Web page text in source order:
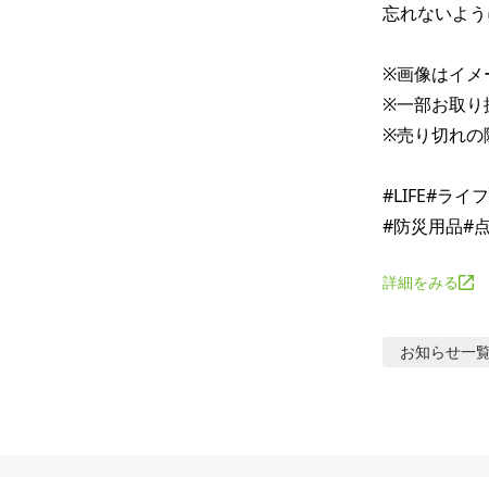
忘れないよ
※画像はイメ
※一部お取り
※売り切れの
#LIFE#ライ
詳細をみる
お知らせ一